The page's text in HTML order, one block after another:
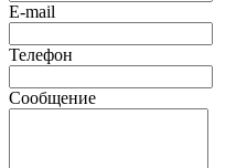
E-mail
Телефон
Сообщение